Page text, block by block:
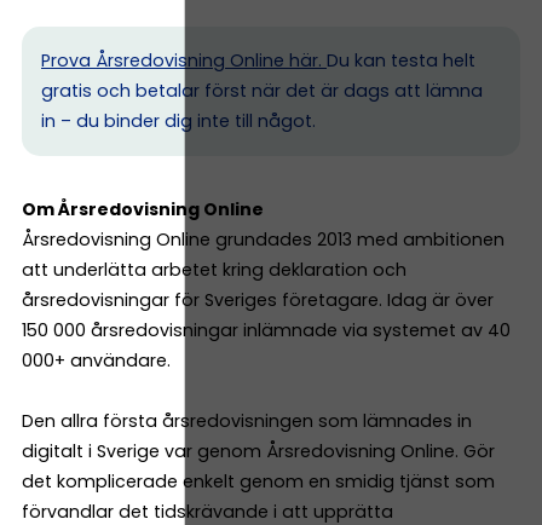
Prova Årsredovisning Online här. Du kan testa helt
gratis och betalar först när det är dags att lämna
in – du binder dig inte till något.
Om Årsredovisning Online
Årsredovisning Online grundades 2013 med ambitionen
att underlätta arbetet kring deklaration och
årsredovisningar för Sveriges företagare. Idag är över
150 000 årsredovisningar inlämnade via systemet av 40
000+ användare.
Den allra första årsredovisningen som lämnades in
digitalt i Sverige var genom Årsredovisning Online. Gör
det komplicerade enkelt genom en smidig tjänst som
förvandlar det tidskrävande i att upprätta